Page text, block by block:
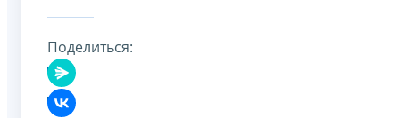
Поделиться: